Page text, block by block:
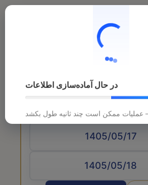
Arrival date
در حال آماده‌سازی اطلاعات